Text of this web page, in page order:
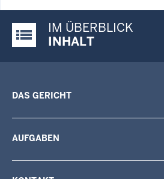
Justiz-Portal im Überblick:
IM ÜBERBLICK
INHALT
DAS GERICHT
AUFGABEN